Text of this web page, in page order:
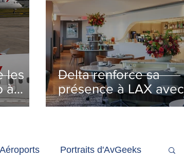
les
à
Delta renforce sa
présence à LAX avec
l'ouverture de la
Aéroports Portraits d'AvGeeks